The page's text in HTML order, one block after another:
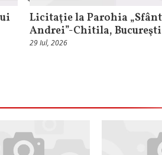
Licitaţie la Parohia
Andrei”-Chitila, Bucureşti
29 Iul, 2026